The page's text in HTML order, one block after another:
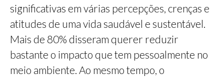
significativas em várias percepções, crenças e
atitudes de uma vida saudável e sustentável.
Mais de 80% disseram querer reduzir
bastante o impacto que tem pessoalmente no
meio ambiente. Ao mesmo tempo, o